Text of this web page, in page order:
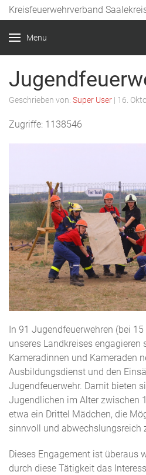
Kreisfeuerwehrverband
Menu
Geschrieben von: Super User | 16.
Zugriffe: 1138546
In 91 Jugendfeuerwehren (bei
unseres Landkreises engagieren
Kameradinnen und Kameraden
Ausbildungsdienst und den
Jugendfeuerwehr. Damit bieten
Jugendlichen im Alter zwischen
etwa ein Drittel Mädchen, die
sinnvoll und abwechslungsreich
Dieses Engagement ist überaus
durch diese Tätigkeit das
Year Month